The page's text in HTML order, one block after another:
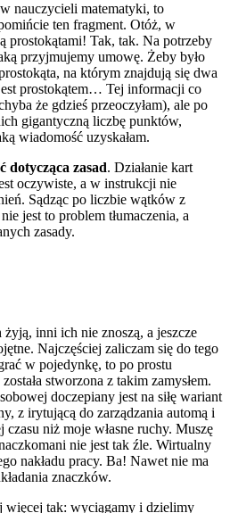
nauczycieli matematyki, to
ten fragment. Otóż, w
prostokątami! Tak, tak. Na potrzeby
przyjmujemy umowę. Żeby było
na którym znajdują się dwa
prostokątem… Tej informacji co
że gdzieś przeoczyłam), ale po
gigantyczną liczbę punktów,
wiadomość uzyskałam.
dotycząca zasad. Działanie kart
oczywiste, a w instrukcji nie
Sądząc po liczbie wątków z
jest to problem tłumaczenia, a
zasady.
inni ich nie znoszą, a jeszcze
Najczęściej zaliczam się do tego
w pojedynkę, to po prostu
stworzona z takim zamysłem.
doczepiany jest na siłę wariant
z irytującą do zarządzania automą i
czasu niż moje własne ruchy. Muszę
nie jest tak źle. Wirtualny
nakładu pracy. Ba! Nawet nie ma
znaczków.
więcej tak: wyciągamy i dzielimy